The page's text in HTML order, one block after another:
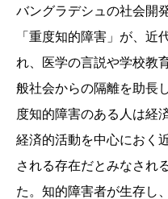
バングラデシュの社会開
「重度知的障害」が、近
れ、医学の言説や学校教
般社会からの隔離を助長
度知的障害のある人は経
経済的活動を中心におく
される存在だとみなされ
た。知的障害者が生存し